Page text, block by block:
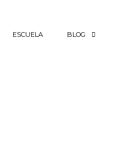
ESCUELA BLOG